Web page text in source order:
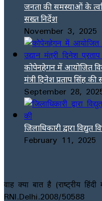
जनता की समस्याओं के
सख्त निर्देश
November 3, 2025
कोपेनहेगन में आयोजित
मंत्री दिनेश प्रताप सिंह की
September 28,
जिलाधिकारी द्वारा
February 11, 2025
वाह क्या बात है (राष्ट्रीय
RNI.Delhi.2008/50588